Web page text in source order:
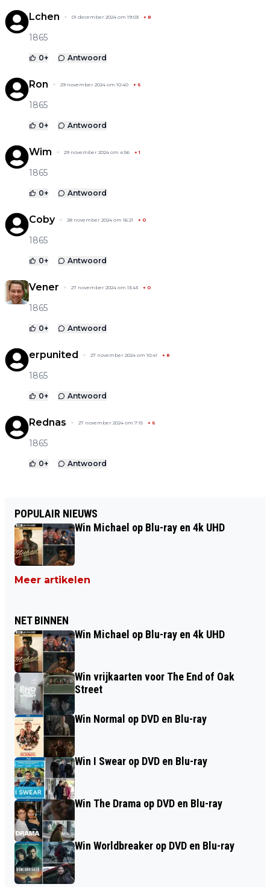
Lchen 01 december 2024 om 19:03 + 8
1865
0+ Antwoord
Ron 29 november 2024 om 10:40 + 6
1865
0+ Antwoord
Wim 29 november 2024 om 4:56 +1
1865
0+ Antwoord
Coby 28 november 2024 om 16:21 + 0
1865
0+ Antwoord
Vener 27 november 2024 om 13:43 + 0
1865
0+ Antwoord
erpunited 27 november 2024 om 10:41 + 8
1865
0+ Antwoord
Rednas 27 november 2024 om 7:15 + 6
1865
0+ Antwoord
POPULAIR NIEUWS
Win Michael op Blu-ray en 4k UHD
Meer artikelen
NET BINNEN
Win Michael op Blu-ray en 4k UHD
Win vrijkaarten voor The End of Oak
Street
Win Normal op DVD en Blu-ray
Win I Swear op DVD en Blu-ray
Win The Drama op DVD en Blu-ray
Win Worldbreaker op DVD en Blu-ray